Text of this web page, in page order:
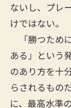
ないし、プレ
けではない。
「勝つため
ある」という
のあり方を十
らされるもの
に、最高水準